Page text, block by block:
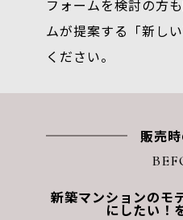
フォームを検討の方も
ムが提案する「新し
ください。
販売
新築マンションのモ
にしたい！